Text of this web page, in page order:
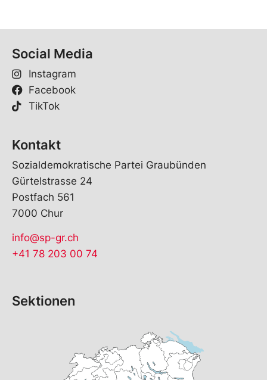
Social Media
Instagram
Facebook
TikTok
Kontakt
Sozialdemokratische Partei Graubünden
Gürtelstrasse 24
Postfach 561
7000 Chur
info@sp-gr.ch
+41 78 203 00 74
Sektionen